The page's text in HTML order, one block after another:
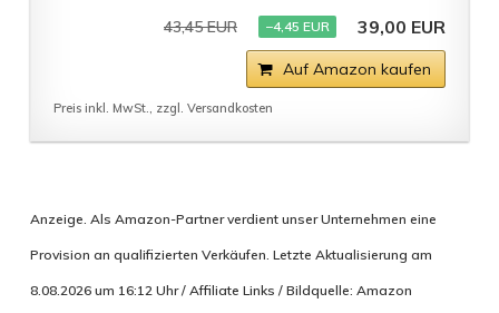
43,45 EUR −4,45 EUR 39,00 EUR
Auf Amazon kaufen
Preis inkl. MwSt., zzgl. Versandkosten
Anzeige. Als Amazon-Partner verdient unser Unternehmen eine
Provision an qualifizierten Verkäufen. Letzte Aktualisierung am
8.08.2026 um 16:12 Uhr / Affiliate Links / Bildquelle: Amazon